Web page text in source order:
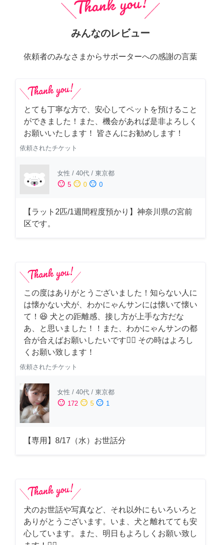
みんなのレビュー
依頼者のみなさまからサポーターへの感謝の言葉
とても丁寧な方で、安心してペットを預けること
ができました！また、機会があれば是非よろしく
お願いいたします！ 皆さんにお勧めします！
依頼されたチケット
女性 / 40代 / 東京都
sentiment_satisfied 5 sentiment_neutral 0 sentiment_dissatisfied 0
【ラット2匹/1週間程度預かり】神奈川県の宮前
区です。
この度はありがとうございました！知らない人に
は懐かない犬が、わかにゃんサンには懐いて懐い
て！😆 犬との距離感、接し方が上手な方だな
あ、と思いました！！また、わかにゃんサンの都
合が合えばお願いしたいです🙇‍♂️ その時はよろし
くお願い致します！
依頼されたチケット
女性 / 40代 / 東京都
sentiment_satisfied 172 sentiment_neutral 5 sentiment_dissatisfied 1
【専用】8/17（水）お世話分
犬のお世話や写真など、それ以外にもいろいろと
ありがとうございます。いま、犬と離れてても安
心しています。また、明日もよろしくお願い致し